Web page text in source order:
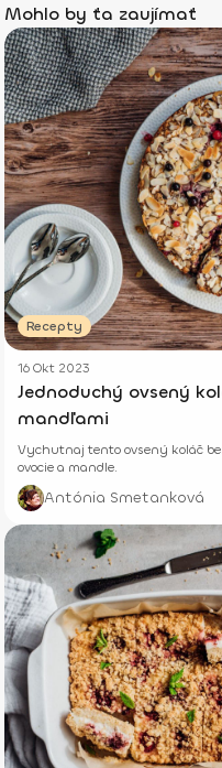
Mohlo by ťa zaujímať
Recepty
16 Okt 2023
Jednoduchý ovsený
mandľami
Vychutnaj tento ovsený koláč
ovocie a mandle.
Antónia Smetanková